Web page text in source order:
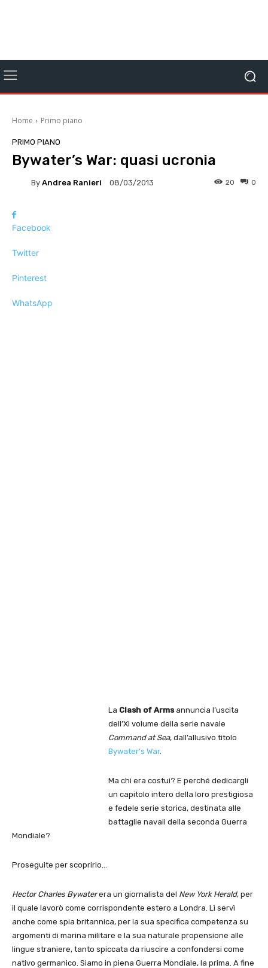
Home Primo piano
PRIMO PIANO
Bywater’s War: quasi ucronia
By Andrea Ranieri 08/03/2013 0
20
Facebook
Twitter
Pinterest
WhatsApp
La Clash of Armsannuncia l’uscita
dell’XI volume della serie navale
Command at Sea, dall’allusivo titolo
Bywater's War.
Ma chi era costui? E perché dedicargli
un capitolo intero della loro prestigiosa
e fedele serie storica, destinata alle
battaglie navali della seconda Guerra
Mondiale?
Proseguite per scoprirlo…
Hector Charles Bywaterera un giornalista del New York Herald, per
il quale lavorò come corrispondente estero a Londra. Lì servì
anche come spia britannica, per la sua specifica competenza su
argomenti di marina militare e la sua naturale propensione alle
lingue straniere, tanto spiccata da riuscire a confondersi come
nativo germanico. Siamo in piena Guerra Mondiale, la prima. A fine